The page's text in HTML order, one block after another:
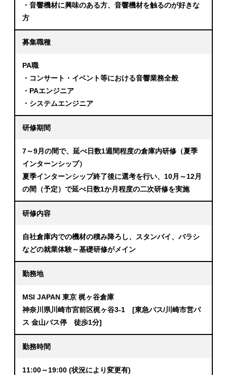
・音響機材に興味のある方、音響機材を触るのが好きな
方
募集職種
PA職
・コンサート・イベント等における音響業務全般
・PAエンジニア
・システムエンジニア
研修期間
7～9月の間で、延べ日数1週間程度の倉庫内研修（夏季
インターンシップ）
夏季インターンシップ終了後に選考を行い、10月～12月
の間（予定）で延べ日数1か月程度の二次研修を実施
研修内容
自社倉庫内での機材の積み降ろし、スタンバイ、バラシ
などの就業体験～基礎研修がメイン
勤務地
MSI JAPAN 東京 梶ヶ谷倉庫
神奈川県川崎市宮前区梶ヶ谷3-1 [東急バス/川崎市営バ
ス 金山バス停 徒歩1分]
勤務時間
11:00～19:00 (状況により変更有)